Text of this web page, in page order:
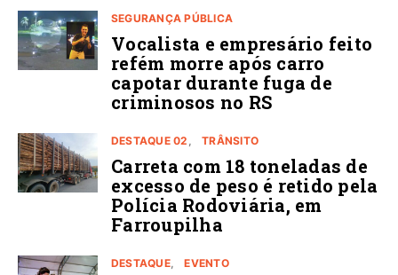
SEGURANÇA PÚBLICA
Vocalista e empresário feito
refém morre após carro
capotar durante fuga de
criminosos no RS
DESTAQUE 02 TRÂNSITO
Carreta com 18 toneladas de
excesso de peso é retido pela
Polícia Rodoviária, em
Farroupilha
DESTAQUE EVENTO